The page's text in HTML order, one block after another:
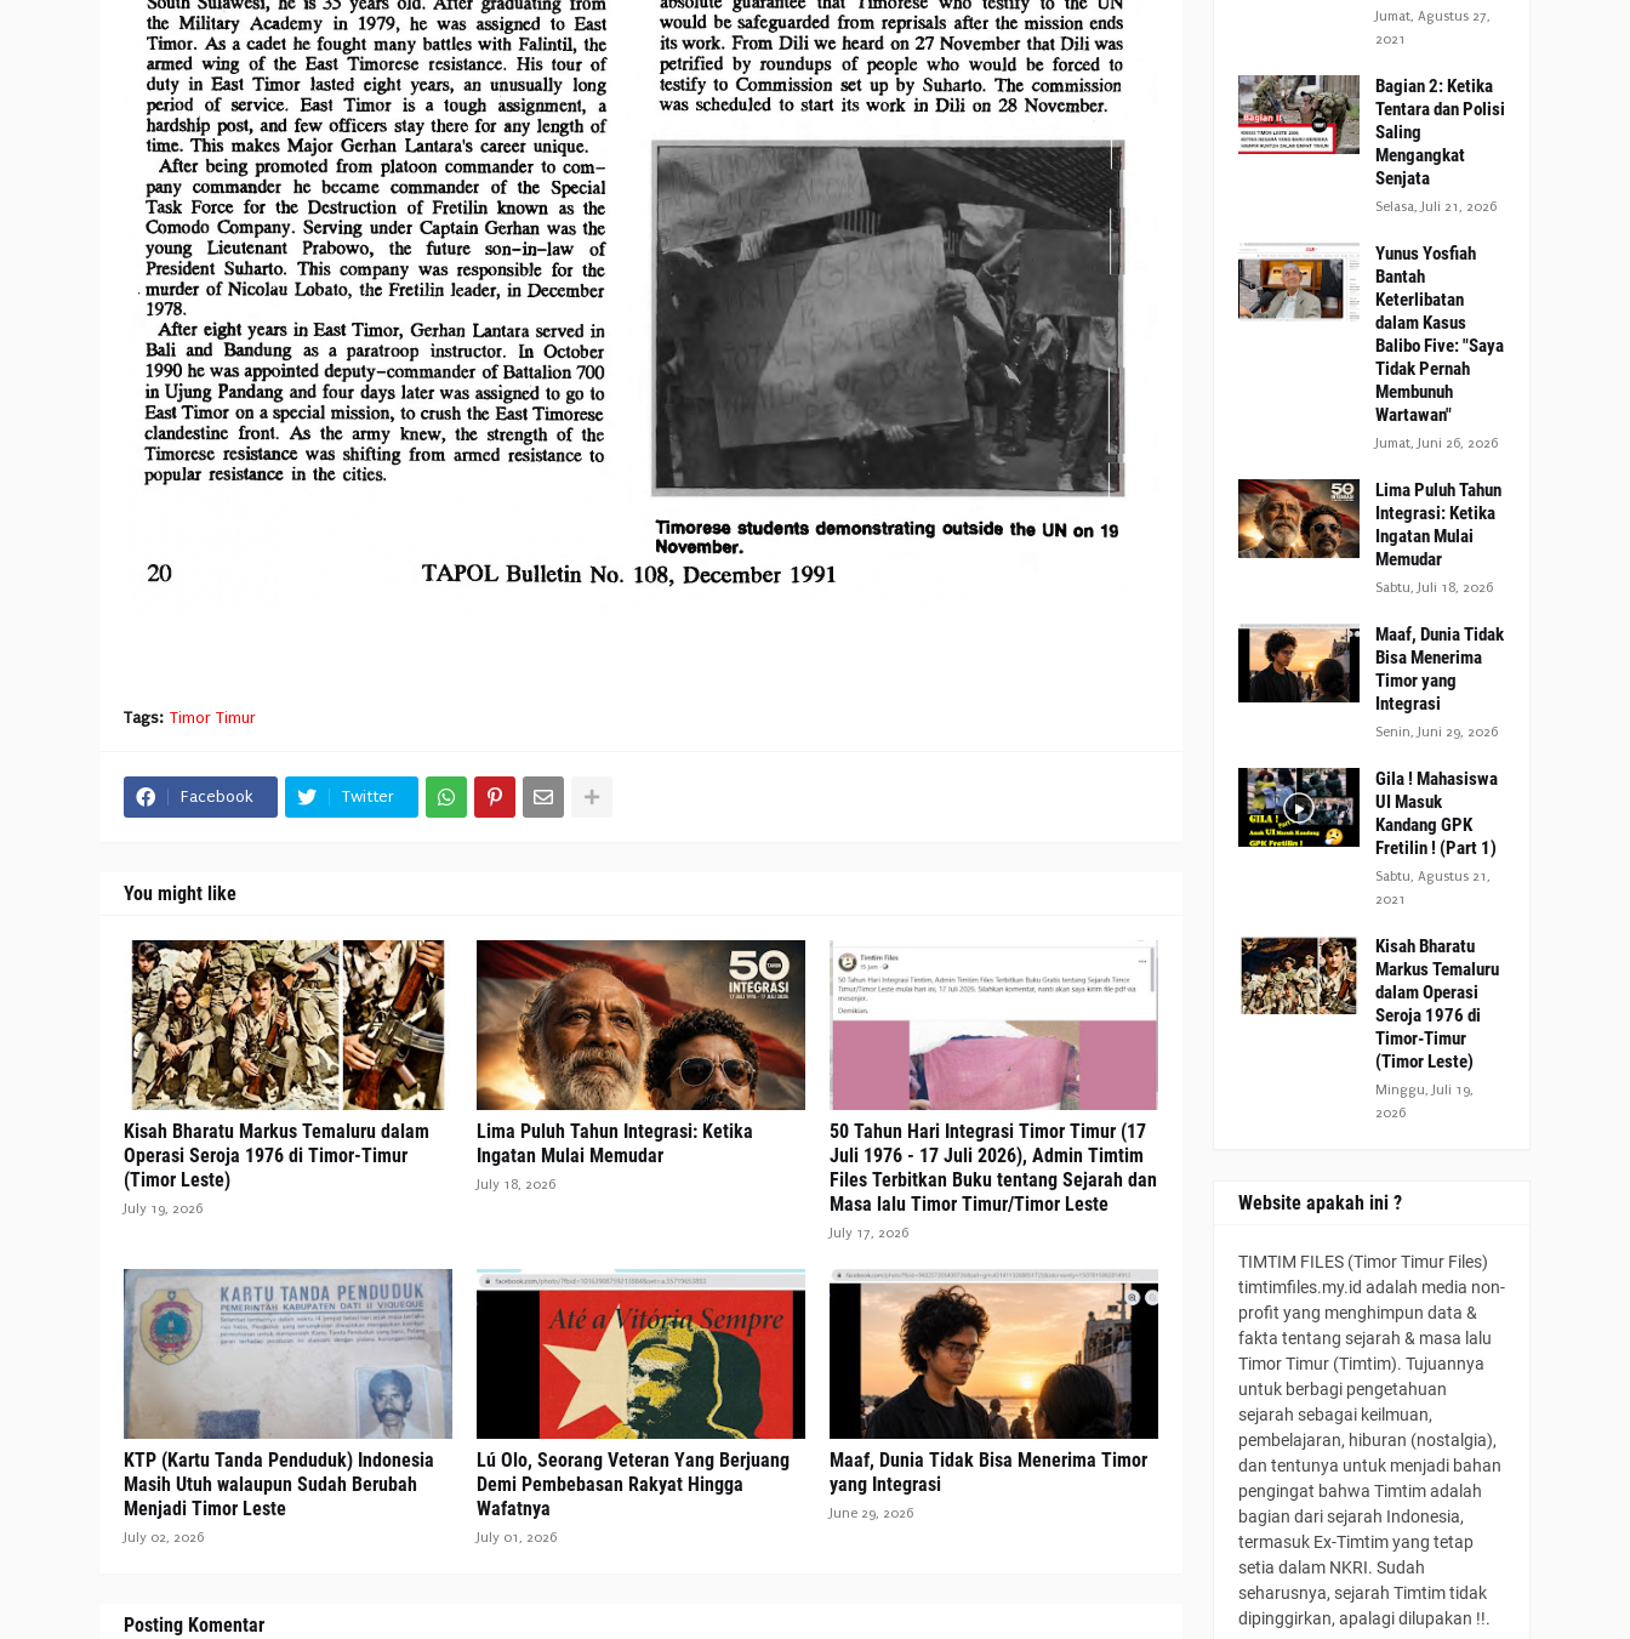
Tags: Timor Timur
Facebook Twitter
You might like
Kisah Bharatu Markus Temaluru dalam
Operasi Seroja 1976 di Timor-Timur
(Timor Leste)
July 19, 2026
Lima Puluh Tahun Integrasi: Ketika
Ingatan Mulai Memudar
July 18, 2026
50 Tahun Hari Integrasi Timor Timur (17
Juli 1976 - 17 Juli 2026), Admin Timtim
Files Terbitkan Buku tentang Sejarah dan
Masa lalu Timor Timur/Timor Leste
July 17, 2026
KTP (Kartu Tanda Penduduk) Indonesia
Masih Utuh walaupun Sudah Berubah
Menjadi Timor Leste
July 02, 2026
Lú Olo, Seorang Veteran Yang Berjuang
Demi Pembebasan Rakyat Hingga
Wafatnya
July 01, 2026
Maaf, Dunia Tidak Bisa Menerima Timor
yang Integrasi
June 29, 2026
Posting Komentar
Jumat, Agustus 27,
2021
Bagian 2: Ketika
Tentara dan Polisi
Saling
Mengangkat
Senjata
Selasa, Juli 21, 2026
Yunus Yosfiah
Bantah
Keterlibatan
dalam Kasus
Balibo Five: "Saya
Tidak Pernah
Membunuh
Wartawan"
Jumat, Juni 26, 2026
Lima Puluh Tahun
Integrasi: Ketika
Ingatan Mulai
Memudar
Sabtu, Juli 18, 2026
Maaf, Dunia Tidak
Bisa Menerima
Timor yang
Integrasi
Senin, Juni 29, 2026
Gila ! Mahasiswa
UI Masuk
Kandang GPK
Fretilin ! (Part 1)
Sabtu, Agustus 21,
2021
Kisah Bharatu
Markus Temaluru
dalam Operasi
Seroja 1976 di
Timor-Timur
(Timor Leste)
Minggu, Juli 19,
2026
Website apakah ini ?
TIMTIM FILES (Timor Timur Files)
timtimfiles.my.id adalah media non-
profit yang menghimpun data &
fakta tentang sejarah & masa lalu
Timor Timur (Timtim). Tujuannya
untuk berbagi pengetahuan
sejarah sebagai keilmuan,
pembelajaran, hiburan (nostalgia),
dan tentunya untuk menjadi bahan
pengingat bahwa Timtim adalah
bagian dari sejarah Indonesia,
termasuk Ex-Timtim yang tetap
setia dalam NKRI. Sudah
seharusnya, sejarah Timtim tidak
dipinggirkan, apalagi dilupakan !!.